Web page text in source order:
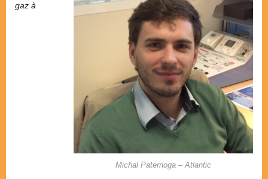
Michal Paternoga – Atlantic
gaz à